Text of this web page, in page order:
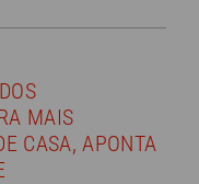
MAIS
CASA, APONTA